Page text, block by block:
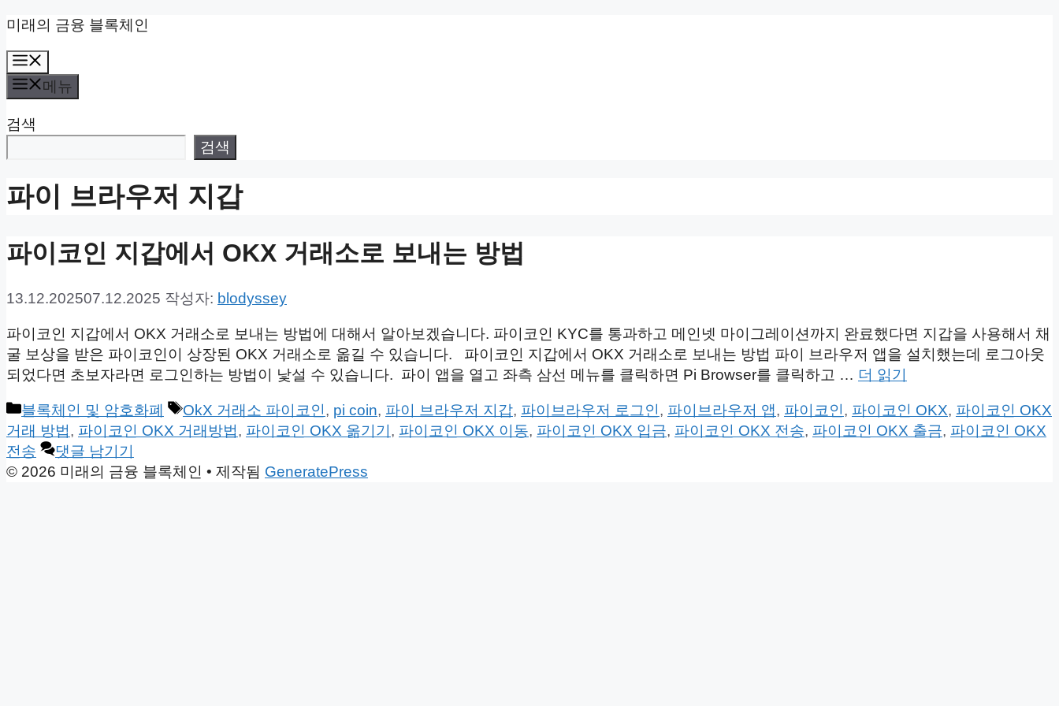
컨
츠
로
너
미래의 금융 블록체인
뉴
메뉴
검색
검색
파이 브라우저 지갑
파이코인 지갑에서 OKX 거래소로 보내는 방법
13.12.202507.12.2025 작성자: blodyssey
파이코인 지갑에서 OKX 거래소로 보내는 방법에 대해서 알아보겠습니다. 파이코인 KYC를 통과하고 메인넷 마이그레이션까지 완료했다면 지갑을 사용해서 채
굴 보상을 받은 파이코인이 상장된 OKX 거래소로 옮길 수 있습니다. 파이코인 지갑에서 OKX 거래소로 보내는 방법 파이 브라우저 앱을 설치했는데 로그아웃
되었다면 초보자라면 로그인하는 방법이 낯설 수 있습니다. 파이 앱을 열고 좌측 삼선 메뉴를 클릭하면 Pi Browser를 클릭하고 … 더 읽기
카
테
고
리
블록체인 및 암호화폐
태
그
OkX 거래소 파이코인, pi coin, 파이 브라우저 지갑, 파이브라우저 로그인, 파이브라우저 앱, 파이코인, 파이코인 OKX, 파이코인 OKX
거래 방법, 파이코인 OKX 거래방법, 파이코인 OKX 옮기기 , 파이코인 OKX 이동, 파이코인 OKX 입금, 파이코인 OKX 전송, 파이코인 OKX 출금, 파이코인 OKX
전송
댓글 남기기
© 2026 미래의 금융 블록체인 • 제작됨 GeneratePress